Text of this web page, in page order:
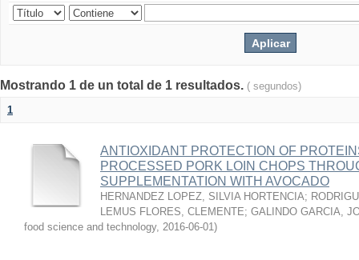
Mostrando 1 de un total de 1 resultados. ( segundos)
1
ANTIOXIDANT PROTECTION OF
PROCESSED PORK LOIN CHOPS
SUPPLEMENTATION WITH AVOCADO
HERNANDEZ LOPEZ, SILVIA HORTENCIA;
LEMUS FLORES, CLEMENTE; GALINDO GARCIA,
food science and technology, 2016-06-01)